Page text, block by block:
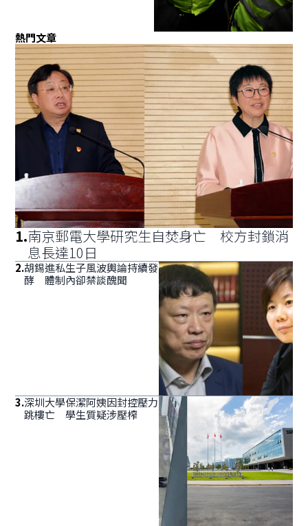
熱門文章
1.南京郵電大學研究生自焚身亡 校方封鎖消
息長達10日
2.胡錫進私生子風波輿論持續發
酵 體制內卻禁談醜聞
3.深圳大學保潔阿姨因封控壓力
跳樓亡 學生質疑涉壓榨